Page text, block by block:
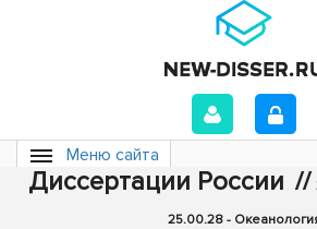
Меню сайта
Диссертации России //
25.00.28 -